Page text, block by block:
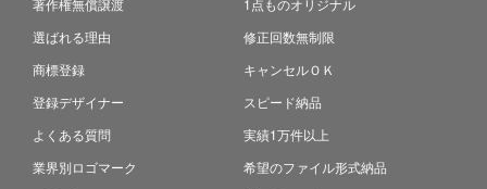
著作権無償譲渡
選ばれる理由
商標登録
登録デザイナー
よくある質問
業界別ロゴマーク
1点ものオリジナル
修正回数無制限
キャンセルＯＫ
スピード納品
実績1万件以上
希望のファイル形式納品